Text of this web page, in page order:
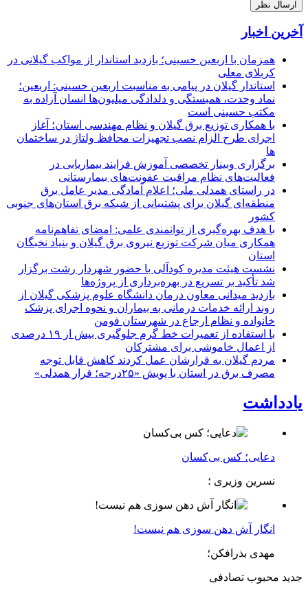
آخرین اخبار
همزمان با اربعین حسینی؛ بازدید استاندار از مواکب گیلانی در
کربلای معلی
استاندار گیلان در پیامی به مناسبت اربعین حسینی: اربعین؛
نماد وحدت، همبستگی و دلدادگی میلیون‌ها انسان آزاده به
مکتب حسینی است
با همکاری توزیع برق گیلان و نظام مهندسی استان؛ آغاز
اجرای طرح الزام نصب تجهیزات محافظ ولتاژ در ساختمان
ها
برگزاری وبینار تخصصی آموزش فرایند بیماریابی در
فعالیت‌های نظام مراقبت عفونت‌های بیمارستانی
در راستای همدلی ملی؛ اعلام آمادگی مدیر عامل برق
منطقه‌ای گیلان برای پشتیبانی از شبكه برق استان‌های جنوبی
كشور
با هدف بهره‌گیری از توانمندی علمی: امضای تفاهم‌نامه
همكاری میان شركت توزیع نیروی برق گیلان و بنیاد نخبگان
استان
نشست هیئت مدیره کودآلی با حضور شهردار رشت برگزار
شد تأکید بر تسریع در بهره‌برداری از پروژه‌ها
بازدید میدانی معاون درمان دانشگاه علوم پزشکی گیلان از
روند ارائه خدمات درمانی به بیماران و نحوه اجرای پزشک
خانواده و نظام ارجاع در شهرستان فومن
با استفاده از تعمیرات خط گرم جلوگیری بیش از ۱۹ درصدی
از اعمال خاموشی برای مشتركان
مردم گیلان به قرارشان عمل کردند كاهش قابل توجه
مصرف برق در استان با پویش «۲۵درجه؛ قرار همدلی»
یادداشت
دعایی؛ کس بی‌کسان
نسرین وزیری ؛
انگار آش دهن سوزی هم نیست!
مهدی بذرافکن؛
جدید محبوب تصادفی